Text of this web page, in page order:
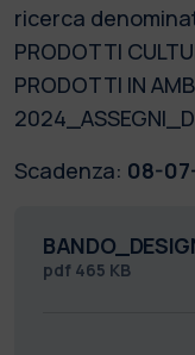
ricerca
PRODOTTI
PRODOTTI IN
Scadenza: 08-
pdf 465 KB